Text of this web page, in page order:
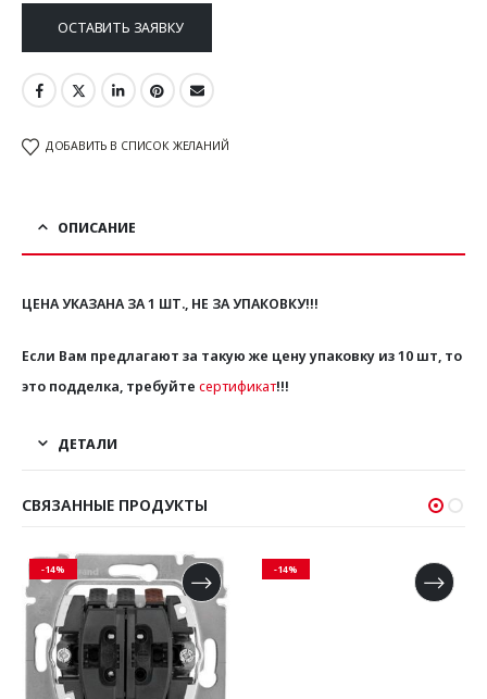
ОСТАВИТЬ ЗАЯВКУ
ДОБАВИТЬ В СПИСОК ЖЕЛАНИЙ
ОПИСАНИЕ
ЦЕНА УКАЗАНА ЗА 1 ШТ., НЕ ЗА УПАКОВКУ!!!
Если Вам предлагают за такую же цену упаковку из 10 шт, то
это подделка, требуйте сертификат!!!
ДЕТАЛИ
СВЯЗАННЫЕ ПРОДУКТЫ
-14% -14%